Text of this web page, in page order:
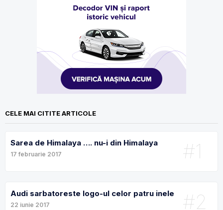
CELE MAI CITITE ARTICOLE
#1
Sarea de Himalaya …. nu-i din Himalaya
17 februarie 2017
#2
Audi sarbatoreste logo-ul celor patru inele
22 iunie 2017